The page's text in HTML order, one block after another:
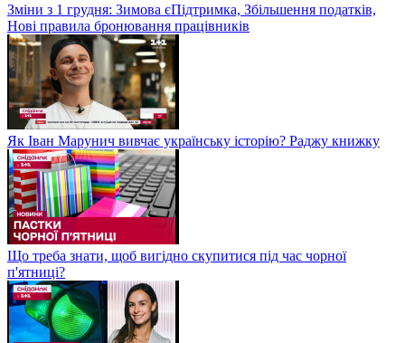
Зміни з 1 грудня: Зимова єПідтримка, Збільшення податків,
Нові правила бронювання працівників
Як Іван Марунич вивчає українську історію? Раджу книжку
Що треба знати, щоб вигідно скупитися під час чорної
п'ятниці?